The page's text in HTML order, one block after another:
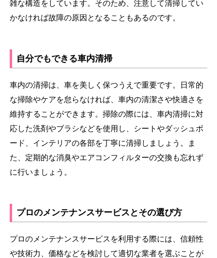
雑な構造をしています。そのため、注意して清掃してい
かなければ故障の原因となることもあるのです。
自分でもできる車内清掃
車内の清掃は、車を美しく保つうえで重要です。日常的
な掃除やケアを怠らなければ、車内の清潔さや快適さを
維持することができます。掃除の際には、車内清掃に対
応した洗剤やブラシなどを使用し、シートやダッシュボ
ード、インテリアの各部を丁寧に清掃しましょう。ま
た、定期的な消臭やエアコンフィルターの交換も忘れず
に行いましょう。
プロのメンテナンスサービスとその選び方
プロのメンテナンスサービスを利用する際には、信頼性
や技術力、価格などを検討して適切な業者を選ぶことが